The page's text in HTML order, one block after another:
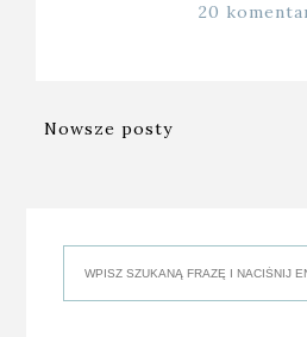
20
Nowsze posty